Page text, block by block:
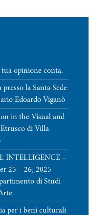
opinione conta.
la Santa Sede
Edoardo Viganò
in the Visual and
di Villa
INTELLIGENCE –
25 – 26, 2025
di Studi
per i beni culturali